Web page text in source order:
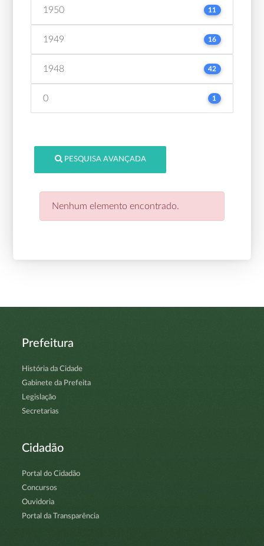
1950 11
1949 16
1948 42
0 1
PESQUISA AVANÇADA
Nenhum elemento encontrado.
Prefeitura
História da Cidade
Gabinete da Prefeita
Legislação
Secretarias
Cidadão
Portal do Cidadão
Concursos
Ouvidoria
Portal da Transparência